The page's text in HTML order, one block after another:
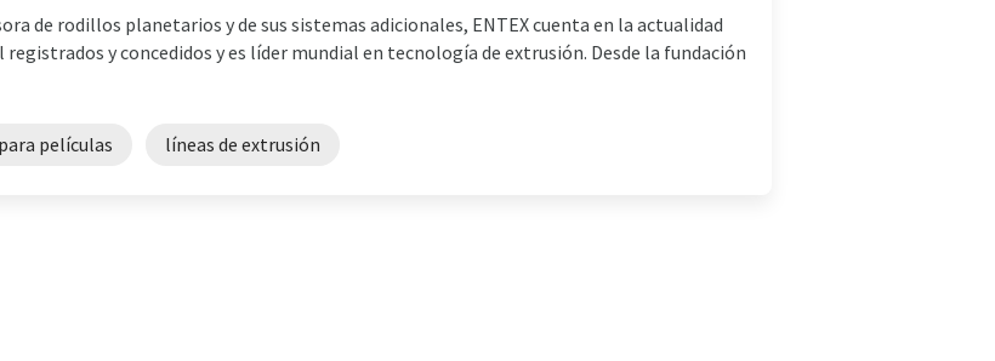
de rodillos planetarios y de sus sistemas adicionales, ENTEX cuenta en la actualidad
y concedidos y es líder mundial en tecnología de extrusión. Desde la fundación
películas líneas de extrusión